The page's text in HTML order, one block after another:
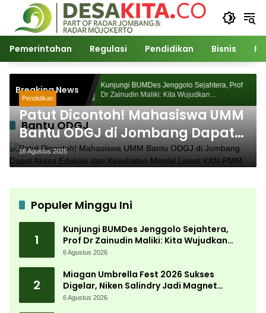
Langsung
konten
Pemerintahan Regulasi Pendidikan Bisnis
Breaking News
Prof
Desa
Kunjungi BUMDes Jenggolo Sejahtera, Prof
Dr Zainudin Maliki: Kita Wujudkan
Kemandirian Ekonomi dengan Potensi Desa
Bantu ODGJ
Pendidikan
Patut Dicontoh! Mahasiswa UMM
Bantu ODGJ di Jombang Dapat
Akses Edukasi dan Kesehatan
Mental Lewat KKN-PMM
18 Agustus 2025
Populer Minggu Ini
1
Kunjungi BUMDes Jenggolo Sejahtera,
Prof Dr Zainudin Maliki: Kita Wujudkan
Kemandirian Ekonomi dengan Potensi
6 Agustus 2026
2
Miagan Umbrella Fest 2026 Sukses
Digelar, Niken Salindry Jadi Magnet
Ribuan Pengunjung
6 Agustus 2026